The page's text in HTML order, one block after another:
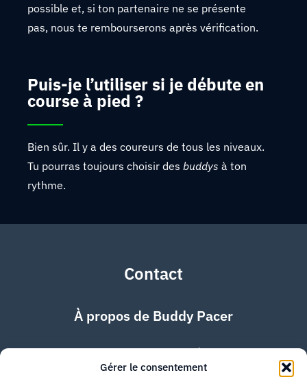
Gérer le consentement
possible et, si ton partenaire ne se présente
pas, nous te rembourserons après vérification.
Puis-je l’utiliser si je débute en
course à pied ?
Bien sûr. Il y a des coureurs de tous les niveaux.
Tu pourras toujours choisir des buddys à ton
rythme.
Contact
À propos de Buddy Pacer
jgan@buddypacer.com